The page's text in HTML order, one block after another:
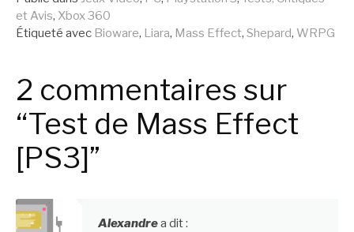
suite
et Avis, Xbox 360
Étiqueté avec Bioware, Liara, Mass Effect, Shepard, WRPG
2 commentaires sur
“Test de Mass Effect
[PS3]”
Alexandrea dit :